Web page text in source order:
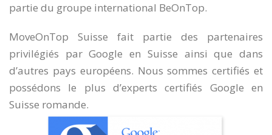
partie du groupe international BeOnTop.
MoveOnTop Suisse fait partie des partenaires
privilégiés par Google en Suisse ainsi que dans
d’autres pays européens. Nous sommes certifiés et
possédons le plus d’experts certifiés Google en
Suisse romande.